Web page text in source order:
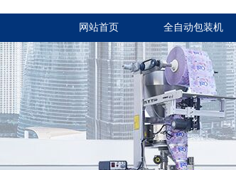
网站首页 全自动包装机